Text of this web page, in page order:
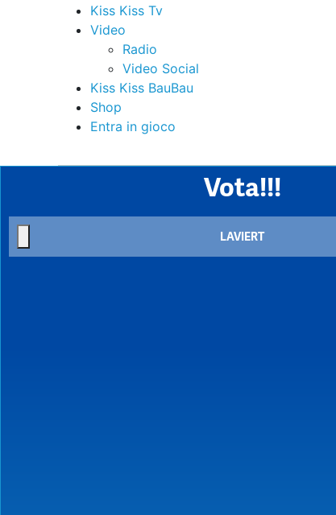
Kiss Kiss Tv
Video
Radio
Video Social
Kiss Kiss BauBau
Shop
Entra in gioco
Vota!!!
LAVIERT